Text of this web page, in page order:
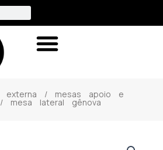
externa / mesas apoio e
mesa lateral gênova